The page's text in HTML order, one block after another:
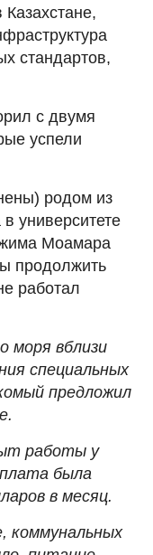
стандартов,
с двумя
успели
родом из
университете
Моамара
продолжить
работал
моря вблизи
специальных
предложил
работы у
была
в месяц.
коммунальных